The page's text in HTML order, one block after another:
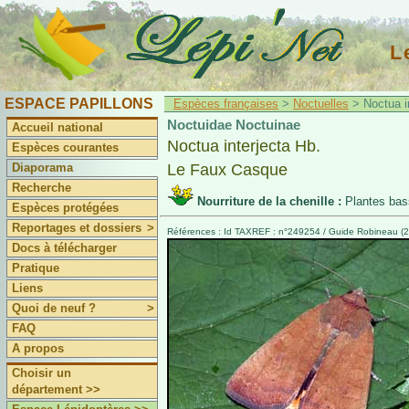
ESPACE PAPILLONS
Accueil national
Espèces courantes
Diaporama
Recherche
Espèces protégées
Reportages et dossiers >
Docs à télécharger
Pratique
Liens
Quoi de neuf ?
>
FAQ
A propos
Choisir un
département >>
Espèces françaises > Noctuelles > Noctua
Noctuidae Noctuinae
Noctua interjecta Hb.
Le Faux Casque
Nourriture de la chenille : Plantes
Références : Id TAXREF : n°249254 / Guide Robineau